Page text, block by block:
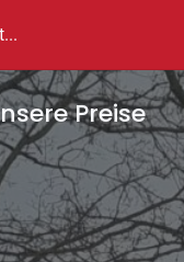
Preise